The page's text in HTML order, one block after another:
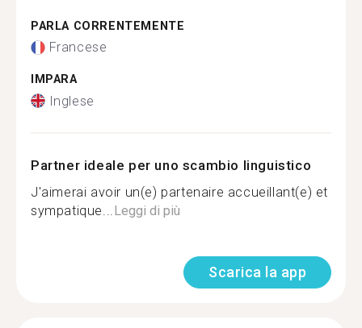
PARLA CORRENTEMENTE
Francese
IMPARA
Inglese
Partner ideale per uno scambio linguistico
J'aimerai avoir un(e) partenaire accueillant(e) et
sympatique... Leggi di più
Scarica la app